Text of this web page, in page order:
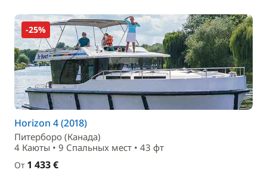
-25%
Horizon 4 (2018)
Питерборо (Канада)
4 Каюты • 9 Спальныx мест • 43 фт
От 1 433 €